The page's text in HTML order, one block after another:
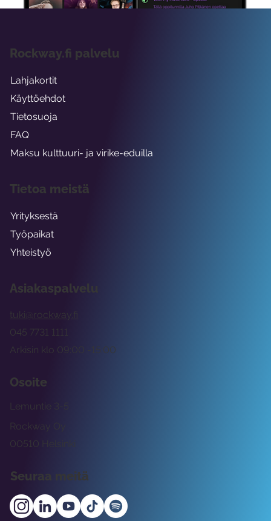
Asiakaspalvelu
tuki@rockway.fi
Arkisin klo 09:00 -15:00
045 7731 1111
Osoite
Rockway Oy
Lemuntie 3-5
00510 Helsinki
Seuraa meitä
Rockway.fi palvelu
Lahjakortit
Käyttöehdot
Tietosuoja
FAQ
Maksu kulttuuri- ja virike-eduilla
Tietoa meistä
Yrityksestä
Työpaikat
Yhteistyö